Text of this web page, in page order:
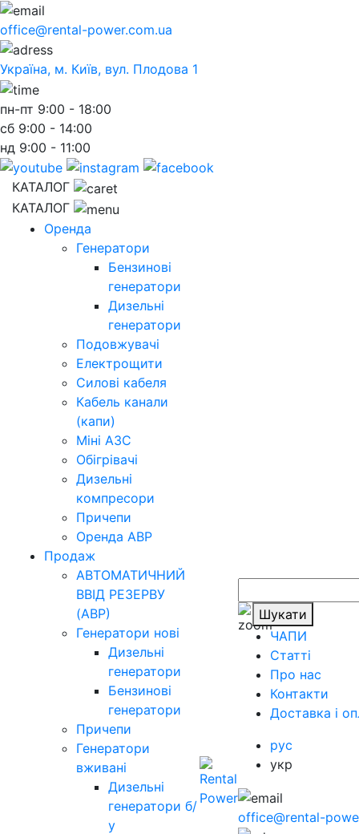
office@rental-power.com.ua
Україна, м. Київ, вул. Плодова 1
пн-пт 9:00 - 18:00
сб 9:00 - 14:00
нд 9:00 - 11:00
КАТАЛОГ
КАТАЛОГ
Оренда
Генератори
Бензинові
генератори
Дизельні
генератори
Подовжувачі
Електрощити
Силові кабеля
Кабель канали
(капи)
Міні АЗС
Обігрівачі
Дизельні
компресори
Причепи
Оренда АВР
Продаж
АВТОМАТИЧНИЙ
ВВІД РЕЗЕРВУ
(АВР)
Генератори нові
Дизельні
генератори
Бензинові
генератори
Причепи
Генератори
вживані
Дизельні
генератори б/
у
Шукати
ЧАПИ
Статті
Про нас
Контакти
Доставка і
рус
укр
office@rental-